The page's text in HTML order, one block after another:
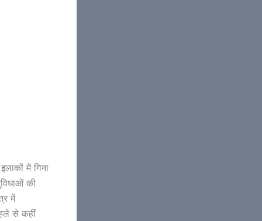
में गिना
की
में
से कहीं